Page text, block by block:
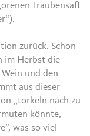
Traubensaft
zurück. Schon
im Herbst die
und den
aus dieser
„torkeln nach zu
könnte,
was so viel